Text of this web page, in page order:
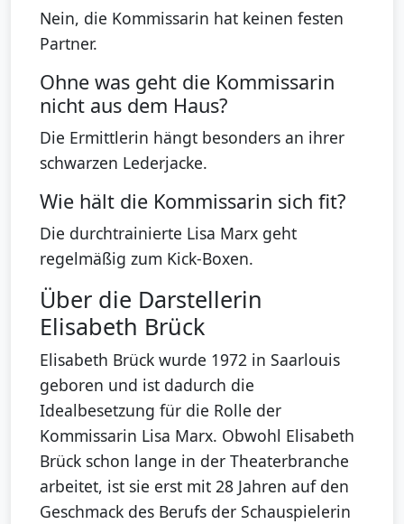
Nein, die Kommissarin hat keinen festen
Partner.
Ohne was geht die Kommissarin
nicht aus dem Haus?
Die Ermittlerin hängt besonders an ihrer
schwarzen Lederjacke.
Wie hält die Kommissarin sich fit?
Die durchtrainierte Lisa Marx geht
regelmäßig zum Kick-Boxen.
Über die Darstellerin
Elisabeth Brück
Elisabeth Brück wurde 1972 in Saarlouis
geboren und ist dadurch die
Idealbesetzung für die Rolle der
Kommissarin Lisa Marx. Obwohl Elisabeth
Brück schon lange in der Theaterbranche
arbeitet, ist sie erst mit 28 Jahren auf den
Geschmack des Berufs der Schauspielerin